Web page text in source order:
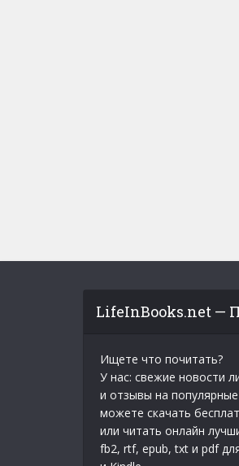
LifeInBooks.net —
Ищете что почитать?
У нас: свежие новости
и отзывы на популярные
можете скачать
или читать онлайн
fb2, rtf, epub, txt и pdf